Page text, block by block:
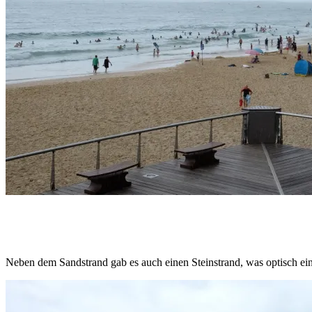
Neben dem Sandstrand gab es auch einen Steinstrand, was optisch